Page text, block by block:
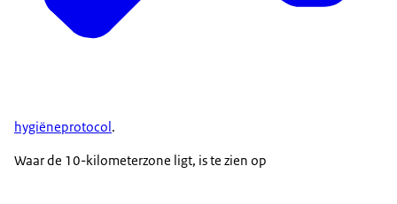
hygiëneprotocol.
Waar de 10-kilometerzone ligt, is te zien op